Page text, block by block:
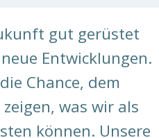
gut gerüstet
Entwicklungen.
Chance, dem
was wir als
können. Unsere